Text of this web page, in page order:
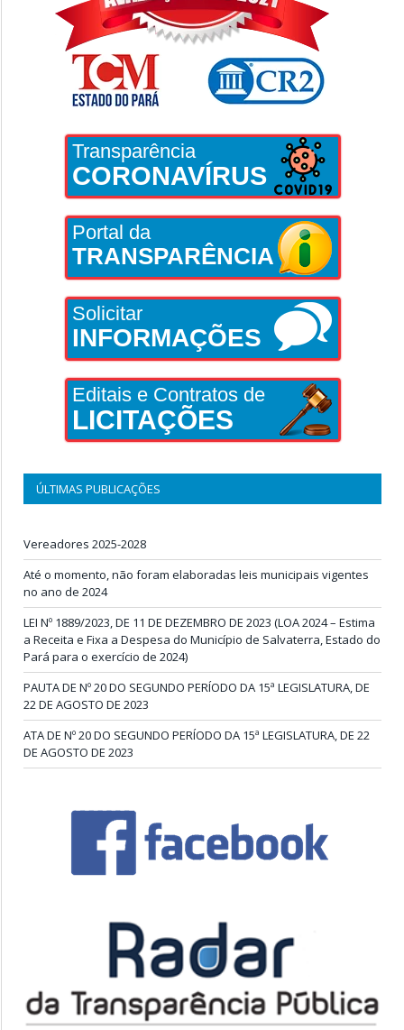
Transparência
CORONAVÍRUS
Portal da
TRANSPARÊNCIA
Solicitar
INFORMAÇÕES
Editais e Contratos de
LICITAÇÕES
ÚLTIMAS PUBLICAÇÕES
Vereadores 2025-2028
Até o momento, não foram elaboradas leis municipais vigentes
no ano de 2024
LEI Nº 1889/2023, DE 11 DE DEZEMBRO DE 2023 (LOA 2024 – Estima
a Receita e Fixa a Despesa do Município de Salvaterra, Estado do
Pará para o exercício de 2024)
PAUTA DE Nº 20 DO SEGUNDO PERÍODO DA 15ª LEGISLATURA, DE
22 DE AGOSTO DE 2023
ATA DE Nº 20 DO SEGUNDO PERÍODO DA 15ª LEGISLATURA, DE 22
DE AGOSTO DE 2023